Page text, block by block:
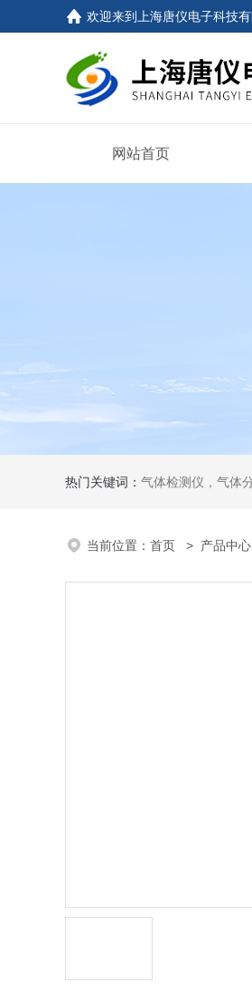
欢迎来到 上海唐仪电子科技
网站首页
热门关键词： 气体检测仪，气体
当前位置： 首页 > 产品中心